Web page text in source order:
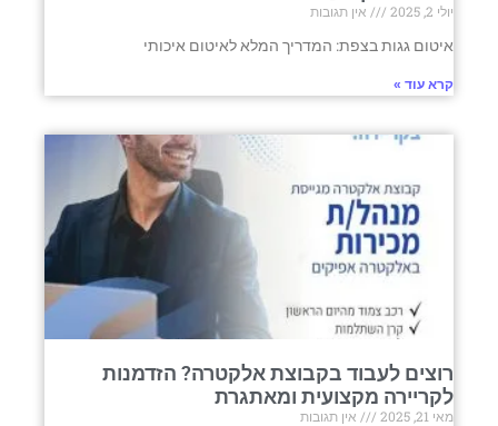
יולי 2, 2025
אין תגובות
איטום גגות בצפת: המדריך המלא לאיטום איכותי
קרא עוד »
רוצים לעבוד בקבוצת אלקטרה? הזדמנות
לקריירה מקצועית ומאתגרת
מאי 21, 2025
אין תגובות